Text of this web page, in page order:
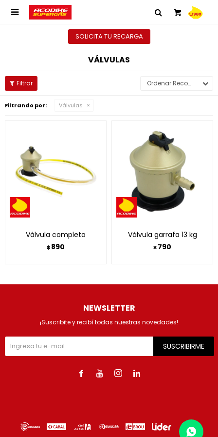

SOLICITA TU RECARGA
VÁLVULAS
Recomendados
Filtrando por: Válvulas
Válvula completa
$890
Válvula garrafa 13 kg
$790
NEWSLETTER
¡Suscribite y recibí todas nuestras novedades!
SUSCRIBIRME
   